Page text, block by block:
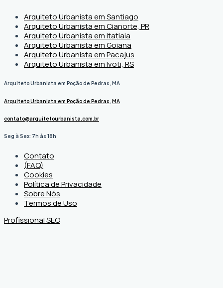
Arquiteto Urbanista em Santiago
Arquiteto Urbanista em Cianorte, PR
Arquiteto Urbanista em Itatiaia
Arquiteto Urbanista em Goiana
Arquiteto Urbanista em Pacajus
Arquiteto Urbanista em Ivoti, RS
Arquiteto Urbanista em Poção de Pedras, MA
Arquiteto Urbanista em Poção de Pedras, MA
contato@arquitetourbanista.com.br
Seg à Sex: 7h às 18h
Contato
(FAQ)
Cookies
Política de Privacidade
Sobre Nós
Termos de Uso
Profissional SEO